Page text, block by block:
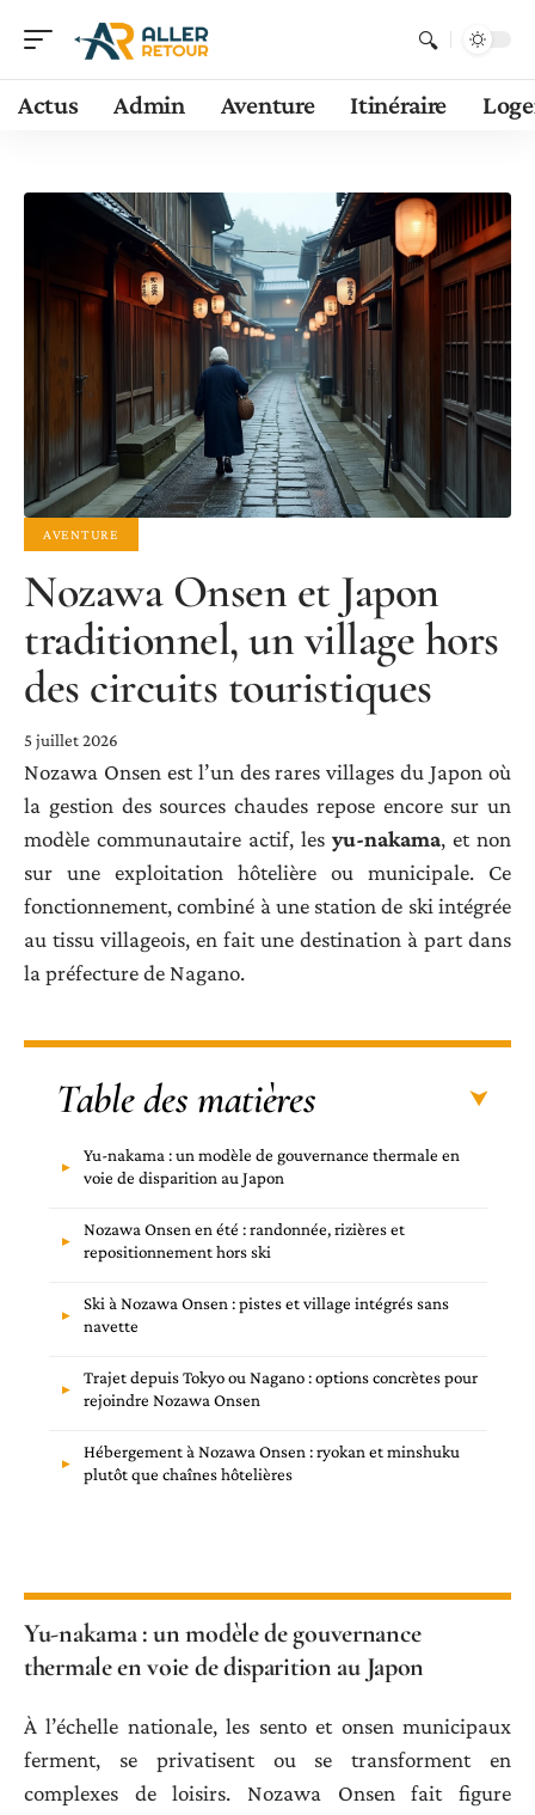
Actus Admin Aventure Itinéraire
AVENTURE
Nozawa Onsen et Japon
traditionnel, un village hors
des circuits touristiques
5 juillet 2026
Nozawa Onsen est l’un des rares villages du Japon où
la gestion des sources chaudes repose encore sur un
modèle communautaire actif, les yu-nakama, et non
sur une exploitation hôtelière ou municipale. Ce
fonctionnement, combiné à une station de ski intégrée
au tissu villageois, en fait une destination à part dans
la préfecture de Nagano.
Table des matières
Yu-nakama : un modèle de gouvernance thermale en
voie de disparition au Japon
Nozawa Onsen en été : randonnée, rizières et
repositionnement hors ski
Ski à Nozawa Onsen : pistes et village intégrés sans
navette
Trajet depuis Tokyo ou Nagano : options concrètes pour
rejoindre Nozawa Onsen
Hébergement à Nozawa Onsen : ryokan et minshuku
plutôt que chaînes hôtelières
Yu-nakama : un modèle de gouvernance
thermale en voie de disparition au Japon
À l’échelle nationale, les sento et onsen municipaux
ferment, se privatisent ou se transforment en
complexes de loisirs. Nozawa Onsen fait figure